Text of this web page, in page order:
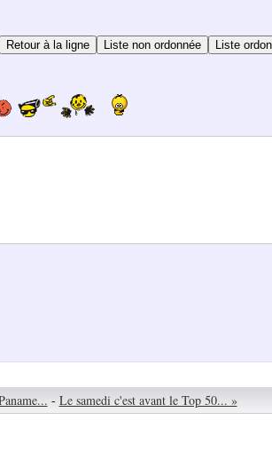
Retour à la ligne Liste non ordonnée Liste
- Le samedi c'est avant le Top 50... »